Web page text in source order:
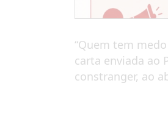
“Quem tem
carta enviada ao
constranger, ao